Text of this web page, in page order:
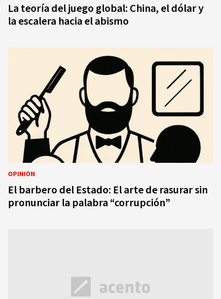
La teoría del juego global: China, el dólar y
la escalera hacia el abismo
OPINIÓN
El barbero del Estado: El arte de rasurar sin
pronunciar la palabra “corrupción”